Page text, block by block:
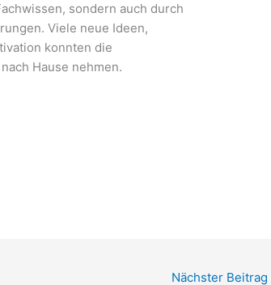
sondern auch durch
Viele neue Ideen,
konnten die
Hause nehmen.
Nächster Beitrag